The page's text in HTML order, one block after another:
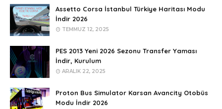
Assetto Corsa İstanbul Türkiye Haritası Modu
İndir 2026
TEMMUZ 12, 2025
PES 2013 Yeni 2026 Sezonu Transfer Yaması
İndir, Kurulum
ARALIK 22, 2025
Proton Bus Simulator Karsan Avancity Otobüs
Modu İndir 2026